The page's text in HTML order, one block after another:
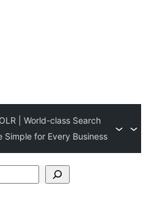
| World-class Search
Simple for Every Business